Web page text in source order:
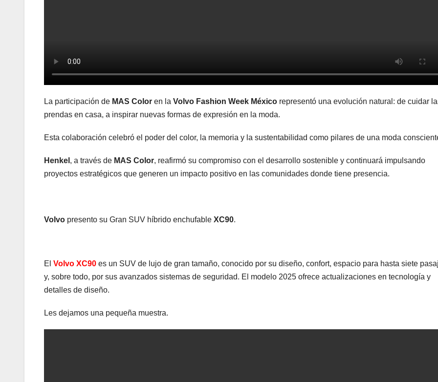
La participación de MAS Color en la Volvo Fashion Week México representó una evolución natural: de cuidar
prendas en casa, a inspirar nuevas formas de expresión en la moda.
Esta colaboración celebró el poder del color, la memoria y la sustentabilidad como pilares de una moda
Henkel , a través de MAS Color, reafirmó su compromiso con el desarrollo sostenible y continuará impulsando
proyectos estratégicos que generen un impacto positivo en las comunidades donde tiene presencia.
Volvo presento su Gran SUV híbrido enchufable XC90.
El Volvo XC90 es un SUV de lujo de gran tamaño, conocido por su diseño, confort, espacio para hasta siete
y, sobre todo, por sus avanzados sistemas de seguridad. El modelo 2025 ofrece actualizaciones en tecnología y
detalles de diseño.
Les dejamos una pequeña muestra.